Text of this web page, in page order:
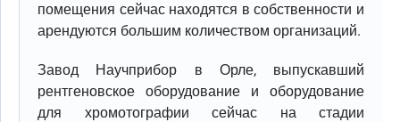
помещения сейчас находятся в собственности и
арендуются большим количеством организаций.
Завод Научприбор в Орле, выпускавший
рентгеновское оборудование и оборудование
для хромотографии сейчас на стадии